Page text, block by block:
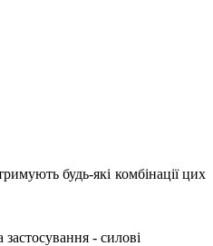
будь-які комбінації цих
- силові